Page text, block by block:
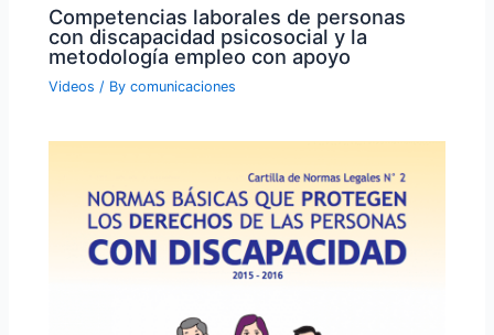
Competencias laborales de personas
con discapacidad psicosocial y la
metodología empleo con apoyo
Videos / Bycomunicaciones